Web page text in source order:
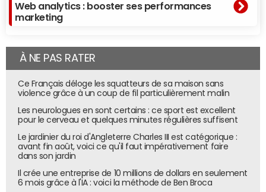
Web analytics : booster ses performances
marketing
À NE PAS RATER
Ce Français déloge les squatteurs de sa maison sans
violence grâce à un coup de fil particulièrement malin
Les neurologues en sont certains : ce sport est excellent
pour le cerveau et quelques minutes régulières suffisent
Le jardinier du roi d'Angleterre Charles III est catégorique :
avant fin août, voici ce qu'il faut impérativement faire
dans son jardin
Il crée une entreprise de 10 millions de dollars en seulement
6 mois grâce à l'IA : voici la méthode de Ben Broca